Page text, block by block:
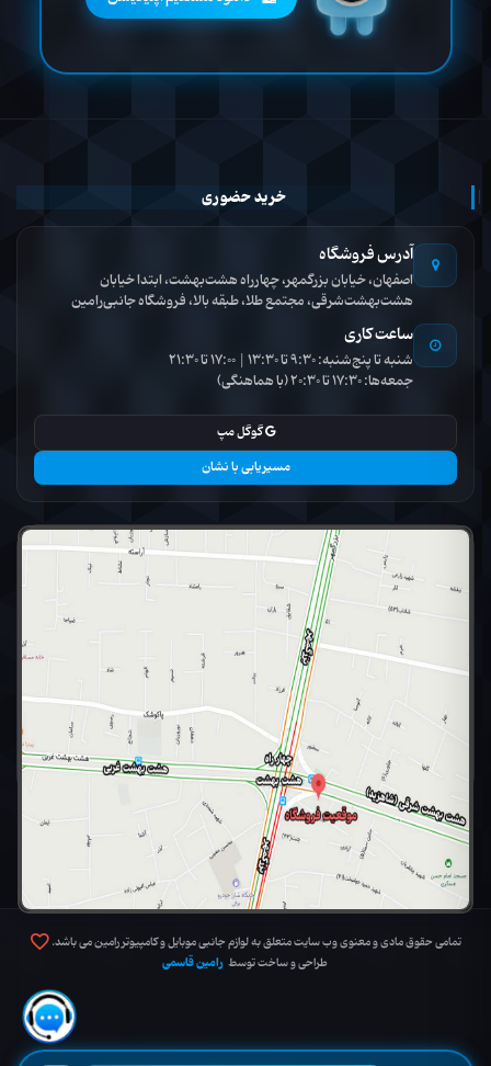
خرید حضوری
آدرس فروشگاه
اصفهان، خیابان بزرگمهر، چهارراه هشت‌بهشت، ابتدا خیابان
هشت‌بهشت‌شرقی، مجتمع طلا، طبقه بالا، فروشگاه جانبی‌رامین
ساعت کاری
شنبه تا پنج‌شنبه: 9:30 تا 13:30 | 17:00 تا 21:30
جمعه‌ها: 17:30 تا 20:30 (با هماهنگی)
گوگل مپ
مسیریابی با نشان
تمامی حقوق مادی و معنوی وب سایت متعلق به لوازم جانبی موبایل و کامپیوتر رامین می باشد.
طراحی و ساخت توسط رامین قاسمی